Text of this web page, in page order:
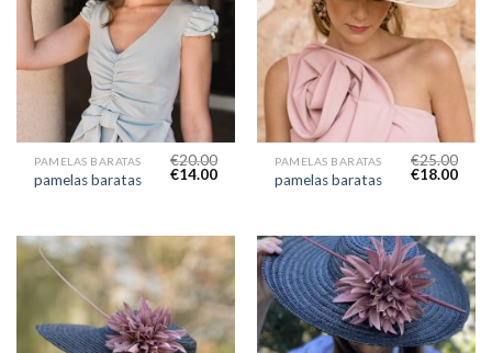
PAMELAS BARATAS
pamelas baratas
€20.00
€14.00
PAMELAS BARATAS
pamelas baratas
€25.00
€18.00